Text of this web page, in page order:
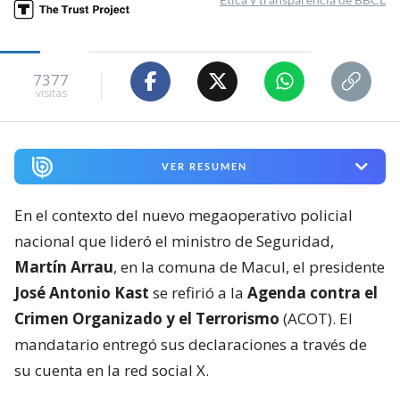
7377
visitas
VER RESUMEN
En el contexto del nuevo megaoperativo policial
nacional que lideró el ministro de Seguridad,
Martín Arrau, en la comuna de Macul, el presidente
José Antonio Kast se refirió a la Agenda contra el
Crimen Organizado y el Terrorismo (ACOT). El
mandatario entregó sus declaraciones a través de
su cuenta en la red social X.